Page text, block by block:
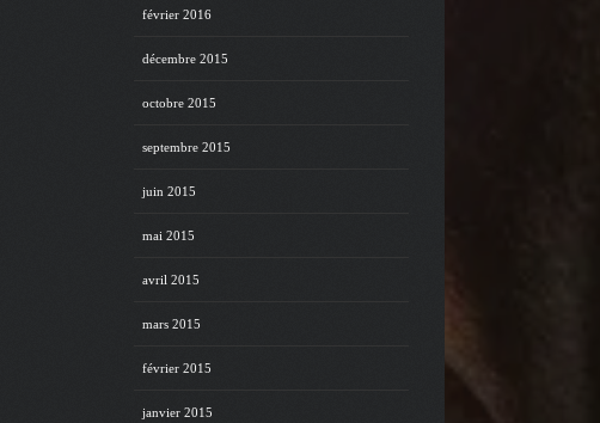
février 2016
décembre 2015
octobre 2015
septembre 2015
juin 2015
mai 2015
avril 2015
mars 2015
février 2015
janvier 2015